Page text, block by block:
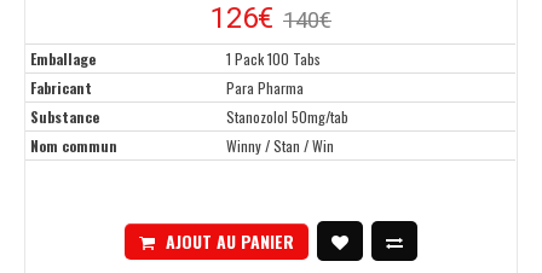
126€ 140€
Emballage
1 Pack 100 Tabs
Fabricant
Para Pharma
Substance
Stanozolol 50mg/tab
Nom commun
Winny / Stan / Win
AJOUT AU PANIER